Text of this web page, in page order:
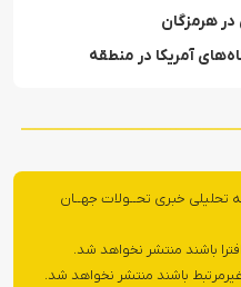
در هرمزگان
خبری تحــولات جهــان
باشند منتشر نخواهد شد.
باشند منتشر نخواهد شد.